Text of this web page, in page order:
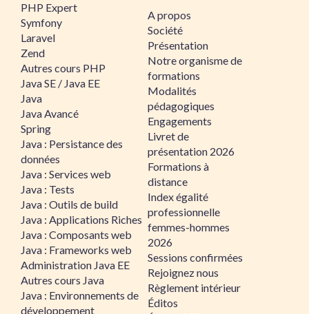
PHP Expert
Symfony
Laravel
Zend
Autres cours PHP
Java SE / Java EE
Java
Java Avancé
Spring
Java : Persistance des
données
Java : Services web
Java : Tests
Java : Outils de build
Java : Applications Riches
Java : Composants web
Java : Frameworks web
Administration Java EE
Autres cours Java
Java : Environnements de
développement
A propos
Société
Présentation
Notre organisme de
formations
Modalités
pédagogiques
Engagements
Livret de
présentation 2026
Formations à
distance
Index égalité
professionnelle
femmes-hommes
2026
Sessions confirmées
Rejoignez nous
Règlement intérieur
Éditos